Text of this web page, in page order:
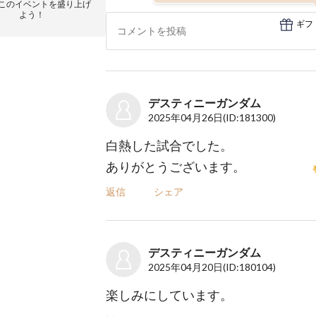
のイベントを盛り上げ
よう！
ギフ
デスティニーガンダム
2025年04月26日(ID:181300)
白熱した試合でした。
ありがとうございます。
返信 シェア
デスティニーガンダム
2025年04月20日(ID:180104)
楽しみにしています。